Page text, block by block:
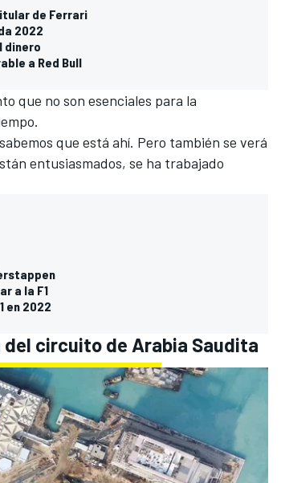
de Ferrari
2022
dinero
a Red Bull
que no son esenciales para la
que está ahí. Pero también se verá
entusiasmados, se ha trabajado
a la F1
en 2022
del circuito de Arabia Saudita